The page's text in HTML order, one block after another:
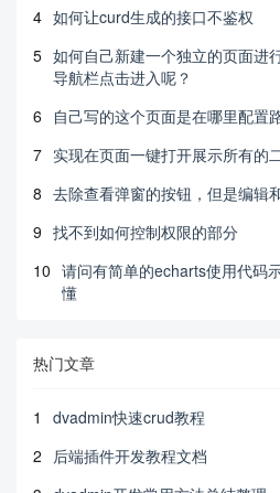
4 如何让curd生成的接口不鉴权
5 如何自己新建一个独立的页面进
导航栏点击进入呢？
6
自己写的这个页面是在哪里配置
7 实现在页面一键打开展示所有的
8 去除查看弹窗的按钮，但是编辑
9 找不到如何控制权限的部分
10 请问有简单的echarts使用代码
懂
热门文章
1
dvadmin快速crud教程
2
后端插件开发教程文档